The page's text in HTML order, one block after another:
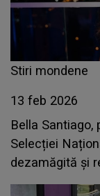
Stiri mondene
13 feb 2026
Bella
Selecției
dezamăgită și